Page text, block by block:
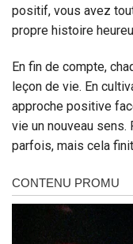
positif, vous avez
propre histoire
En fin de compte,
leçon de vie. En
approche positive
vie un nouveau
parfois, mais cela